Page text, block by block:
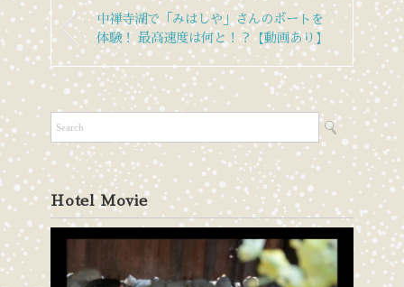
中禅寺湖で「みはしや」さんのボートを
体験！ 最高速度は何と！？【動画あり】
Hotel Movie